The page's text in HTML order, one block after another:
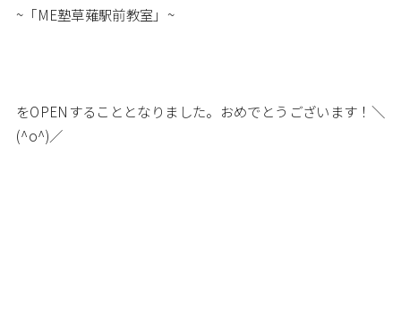
~「ME塾草薙駅前教室」~
をOPENすることとなりました。おめでとうございます！＼
(^o^)／